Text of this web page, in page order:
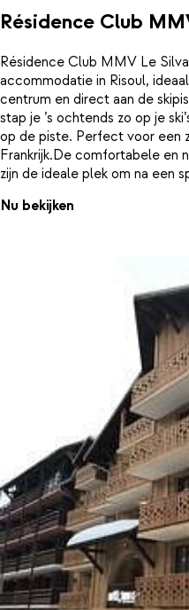
Résidence Club
Résidence Club MMV Le
accommodatie in Risoul,
centrum en direct aan de
stap je ’s ochtends zo op je
op de piste. Perfect voor een
Frankrijk.De comfortabele en
zijn de ideale plek om na een
binnenzwembad. Liever
Nu bekijken